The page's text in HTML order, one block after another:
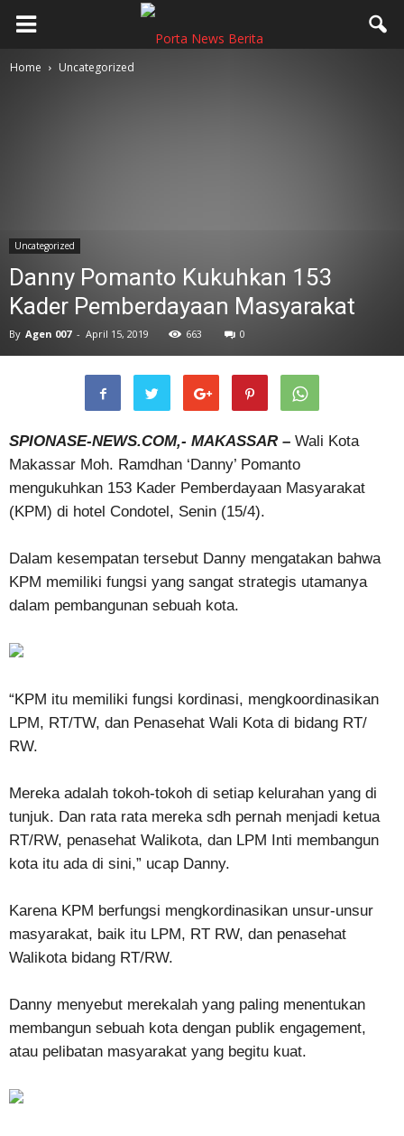
Home Uncategorized
Uncategorized
Danny Pomanto Kukuhkan 153
Kader Pemberdayaan Masyarakat
By Agen 007 - April 15, 2019 663 0
SPIONASE-NEWS.COM,- MAKASSAR – Wali Kota
Makassar Moh. Ramdhan ‘Danny’ Pomanto
mengukuhkan 153 Kader Pemberdayaan Masyarakat
(KPM) di hotel Condotel, Senin (15/4).
Dalam kesempatan tersebut Danny mengatakan bahwa
KPM memiliki fungsi yang sangat strategis utamanya
dalam pembangunan sebuah kota.
“KPM itu memiliki fungsi kordinasi, mengkoordinasikan
LPM, RT/TW, dan Penasehat Wali Kota di bidang RT/
RW.
Mereka adalah tokoh-tokoh di setiap kelurahan yang di
tunjuk. Dan rata rata mereka sdh pernah menjadi ketua
RT/RW, penasehat Walikota, dan LPM Inti membangun
kota itu ada di sini,” ucap Danny.
Karena KPM berfungsi mengkordinasikan unsur-unsur
masyarakat, baik itu LPM, RT RW, dan penasehat
Walikota bidang RT/RW.
Danny menyebut merekalah yang paling menentukan
membangun sebuah kota dengan publik engagement,
atau pelibatan masyarakat yang begitu kuat.